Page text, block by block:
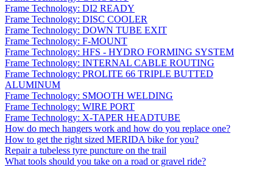
Frame Technology: DI2 READY
Frame Technology: DISC COOLER
Frame Technology: DOWN TUBE EXIT
Frame Technology: F-MOUNT
Frame Technology: HFS - HYDRO FORMING SYSTEM
Frame Technology: INTERNAL CABLE ROUTING
Frame Technology: PROLITE 66 TRIPLE BUTTED
ALUMINUM
Frame Technology: SMOOTH WELDING
Frame Technology: WIRE PORT
Frame Technology: X-TAPER HEADTUBE
How do mech hangers work and how do you replace one?
How to get the right sized MERIDA bike for you?
Repair a tubeless tyre puncture on the trail
What tools should you take on a road or gravel ride?